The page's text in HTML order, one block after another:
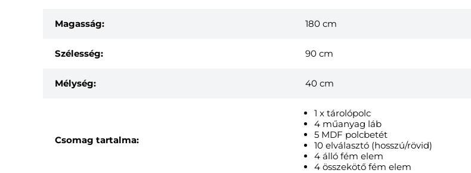
Magasság: 180 cm
Szélesség: 90 cm
Mélység: 40 cm
Csomag tartalma:
1 x tárolópolc
4 műanyag láb
5 MDF polcbetét
10 elválasztó (hosszú/rövid)
4 álló fém elem
4 összekötő fém elem